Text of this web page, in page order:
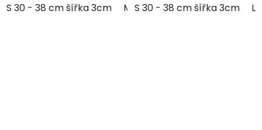
S 30 - 38 cm šířka 3cm M 35 - 46 cm šířka 3cm
S 30 - 38 cm šířka 3cm L